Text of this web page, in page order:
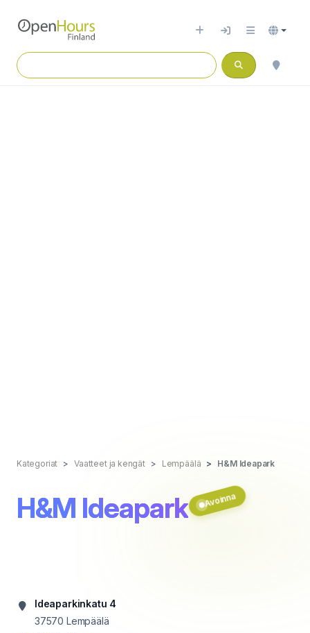
Kategoriat Vaatteet ja kengät Lempäälä H&M Ideapark
H&M Ideapark Avoinna
Ideaparkinkatu 4
37570 Lempäälä